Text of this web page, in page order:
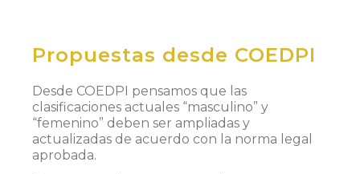
Propuestas desde COEDPI
Desde COEDPI pensamos que las
clasificaciones actuales “masculino” y
“femenino” deben ser ampliadas y
actualizadas de acuerdo con la norma legal
aprobada.